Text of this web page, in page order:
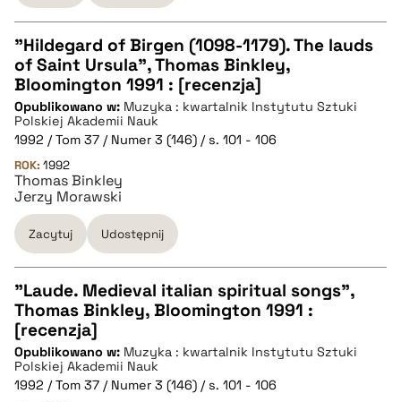
CZYSTY TEKST
pobierz cytat
BIBTEX
pobierz cytat
"Hildegard of Birgen (1098-1179). The lauds
of Saint Ursula", Thomas Binkley,
Bloomington 1991 : [recenzja]
Opublikowano w: Muzyka : kwartalnik Instytutu Sztuki
Polskiej Akademii Nauk
1992 / Tom 37 / Numer 3 (146) / s. 101 - 106
ROK: 1992
Thomas Binkley
Jerzy Morawski
Zacytuj Udostępnij
CZYSTY TEKST
pobierz cytat
"Laude. Medieval italian spiritual songs",
Thomas Binkley, Bloomington 1991 :
[recenzja]
Opublikowano w: Muzyka : kwartalnik Instytutu Sztuki
Polskiej Akademii Nauk
1992 / Tom 37 / Numer 3 (146) / s. 101 - 106